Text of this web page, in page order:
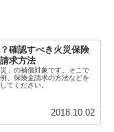
確認すべき火災保険
求方法
」の補償対象です。そこで
、保険金請求の方法などを
てください。
2018.10.02